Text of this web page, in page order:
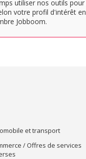
utiliser nos outils
votre profil d'intérêt
Jobboom.
et transport
/ Offres de services